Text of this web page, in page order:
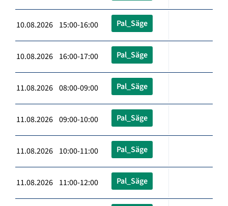
10.08.2026 15:00-16:00 Pal_Säge
10.08.2026 16:00-17:00 Pal_Säge
11.08.2026 08:00-09:00 Pal_Säge
11.08.2026 09:00-10:00 Pal_Säge
11.08.2026 10:00-11:00 Pal_Säge
11.08.2026 11:00-12:00 Pal_Säge